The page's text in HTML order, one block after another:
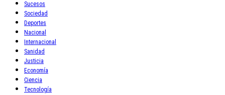
Sucesos
Sociedad
Deportes
Nacional
Internacional
Sanidad
Justicia
Economía
Ciencia
Tecnología